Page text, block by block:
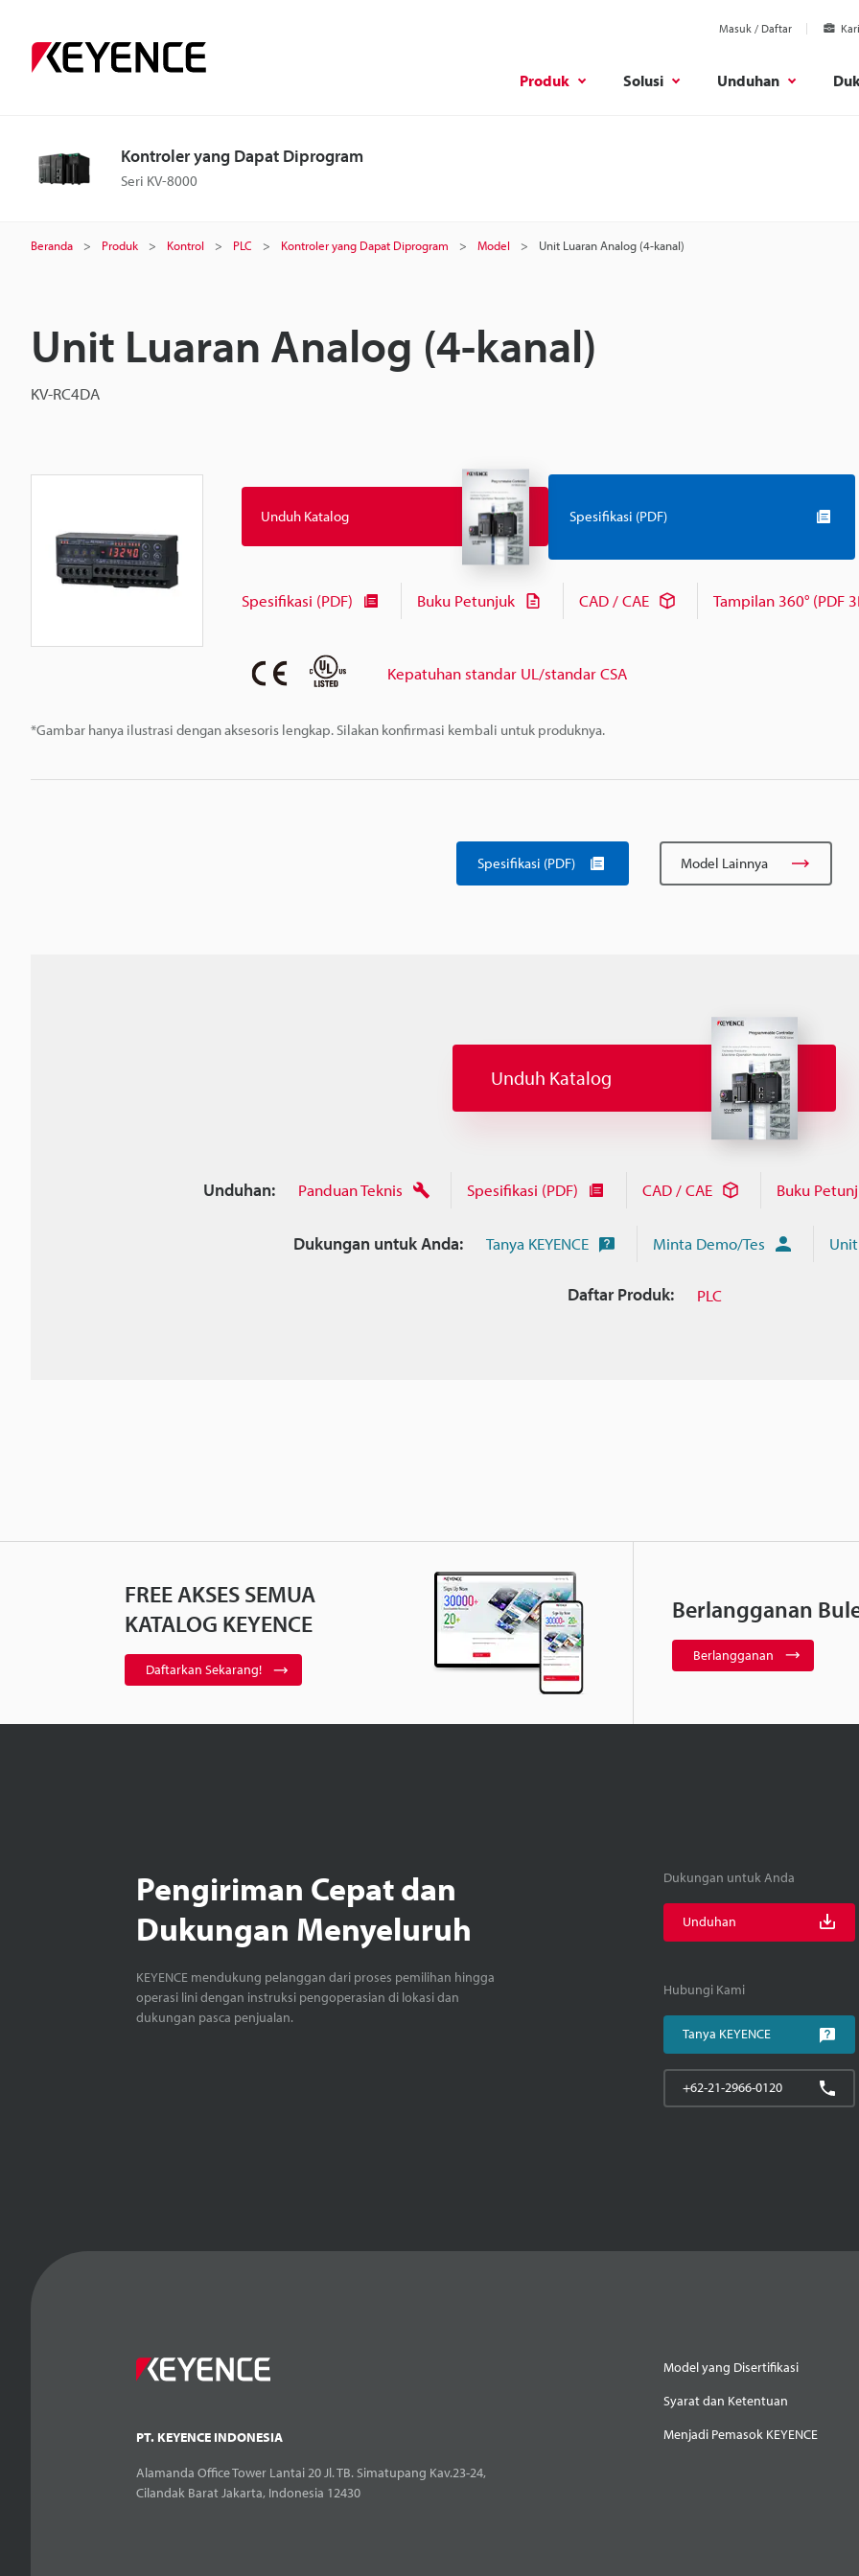
Masuk / Daftar
Produk Solusi Unduhan
Kontroler yang Dapat Diprogram
Seri KV-8000
Beranda Produk Kontrol PLC Kontroler yang Dapat Diprogram Model Unit Luaran Analog (4-kanal)
Unit Luaran Analog (4-kanal)
KV-RC4DA
*Gambar hanya ilustrasi dengan aksesoris lengkap. Silakan konfirmasi kembali untuk produknya.
Unduh Katalog Spesifikasi (PDF)
Spesifikasi (PDF) Buku Petunjuk CAD / CAE Tampilan 360° (PDF
Kepatuhan standar UL/standar CSA
Spesifikasi (PDF) Model Lainnya
Unduh Katalog
Unduhan: Panduan Teknis Spesifikasi (PDF) CAD / CAE Buku
Dukungan untuk Anda: Tanya KEYENCE Minta Demo/Tes
Daftar Produk: PLC
FREE AKSES SEMUA
KATALOG KEYENCE
Daftarkan Sekarang!
Berlangganan
Berlangganan
Pengiriman Cepat dan
Dukungan Menyeluruh
KEYENCE mendukung pelanggan dari proses pemilihan hingga
operasi lini dengan instruksi pengoperasian di lokasi dan
dukungan pasca penjualan.
Dukungan untuk Anda
Unduhan
Hubungi Kami
Tanya KEYENCE
+62-21-2966-0120
PT. KEYENCE INDONESIA
Alamanda Office Tower Lantai 20 Jl. TB. Simatupang Kav.23-24,
Cilandak Barat Jakarta, Indonesia 12430
Model yang Disertifikasi
Syarat dan Ketentuan
Menjadi Pemasok KEYENCE